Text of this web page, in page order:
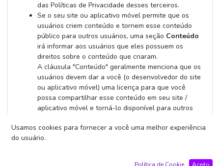
das Políticas de Privacidade desses terceiros.
Se o seu site ou aplicativo móvel permite que os
usuários criem conteúdo e tornem esse conteúdo
público para outros usuários, uma seção Conteúdo
irá informar aos usuários que eles possuem os
direitos sobre o conteúdo que criaram.
A cláusula "Conteúdo" geralmente menciona que os
usuários devem dar a você (o desenvolvedor do site
ou aplicativo móvel) uma licença para que você
possa compartilhar esse conteúdo em seu site /
aplicativo móvel e torná-lo disponível para outros
Como o conteúdo criado por usuários é público para
outros usuários, uma seção de cláusula de
autorais) é útil para informar os usuários e autores
Usamos cookies para fornecer a você uma melhor experiência
do usuário.